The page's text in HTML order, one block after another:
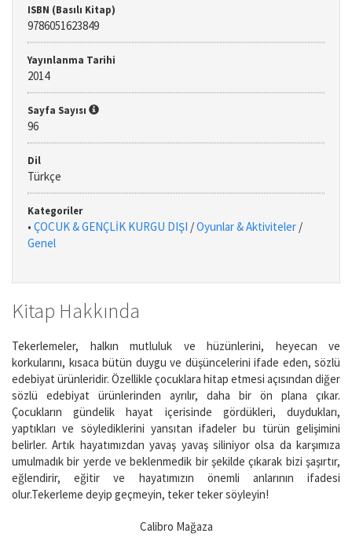
ISBN (Basılı Kitap)
9786051623849
Yayınlanma Tarihi
2014
Sayfa Sayısı
96
Dil
Türkçe
Kategoriler
• ÇOCUK & GENÇLİK KURGU DIŞI /Oyunlar & Aktiviteler /
Genel
Kitap Hakkında
Tekerlemeler, halkın mutluluk ve hüzünlerini, heyecan ve
korkularını, kısaca bütün duygu ve düşüncelerini ifade eden, sözlü
edebiyat ürünleridir. Özellikle çocuklara hitap etmesi açısından diğer
sözlü edebiyat ürünlerinden ayrılır, daha bir ön plana çıkar.
Çocukların gündelik hayat içerisinde gördükleri, duydukları,
yaptıkları ve söylediklerini yansıtan ifadeler bu türün gelişimini
belirler. Artık hayatımızdan yavaş yavaş siliniyor olsa da karşımıza
umulmadık bir yerde ve beklenmedik bir şekilde çıkarak bizi şaşırtır,
eğlendirir, eğitir ve hayatımızın önemli anlarının ifadesi
olur.Tekerleme deyip geçmeyin, teker teker söyleyin!
Calibro Mağaza